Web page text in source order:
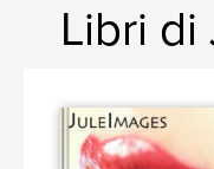
Libri di